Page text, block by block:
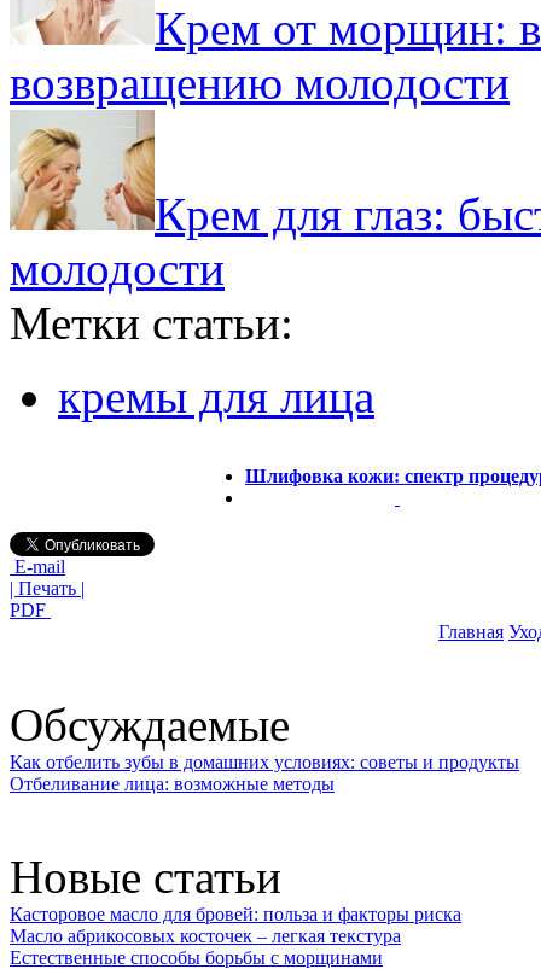
Крем от морщин:
возвращению молодости
Крем для глаз:
молодости
Метки статьи:
кремы для лица
Шлифовка кожи: спектр
E-mail
| Печать |
PDF
Главная
Обсуждаемые
Как отбелить зубы в домашних условиях: советы и продукты
Отбеливание лица: возможные методы
Новые статьи
Касторовое масло для бровей: польза и факторы риска
Масло абрикосовых косточек – легкая текстура
Естественные способы борьбы с морщинами